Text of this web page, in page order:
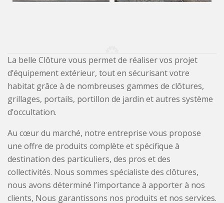
La belle Clôture vous permet de réaliser vos projet
d’équipement extérieur, tout en sécurisant votre
habitat grâce à de nombreuses gammes de clôtures,
grillages, portails, portillon de jardin et autres système
d’occultation.
Au cœur du marché, notre entreprise vous propose
une offre de produits complète et spécifique à
destination des particuliers, des pros et des
collectivités. Nous sommes spécialiste des clôtures,
nous avons déterminé l’importance à apporter à nos
clients, Nous garantissons nos produits et nos services.